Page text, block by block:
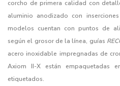
corcho de primera calidad con
aluminio anodizado con
modelos cuentan con puntos de
según el grosor de la línea, guías
acero inoxidable impregnadas de
Axiom II-X están empaquetadas
etiquetados.